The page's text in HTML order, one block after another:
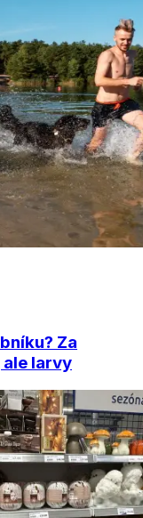
Za
larvy